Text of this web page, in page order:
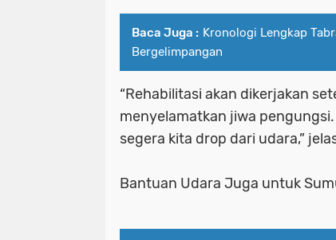
Baca Juga : Kronologi Lengkap
Bergelimpangan
“Rehabilitasi akan dikerjakan
menyelamatkan jiwa
segera kita drop dari udara,”
Bantuan Udara Juga untuk